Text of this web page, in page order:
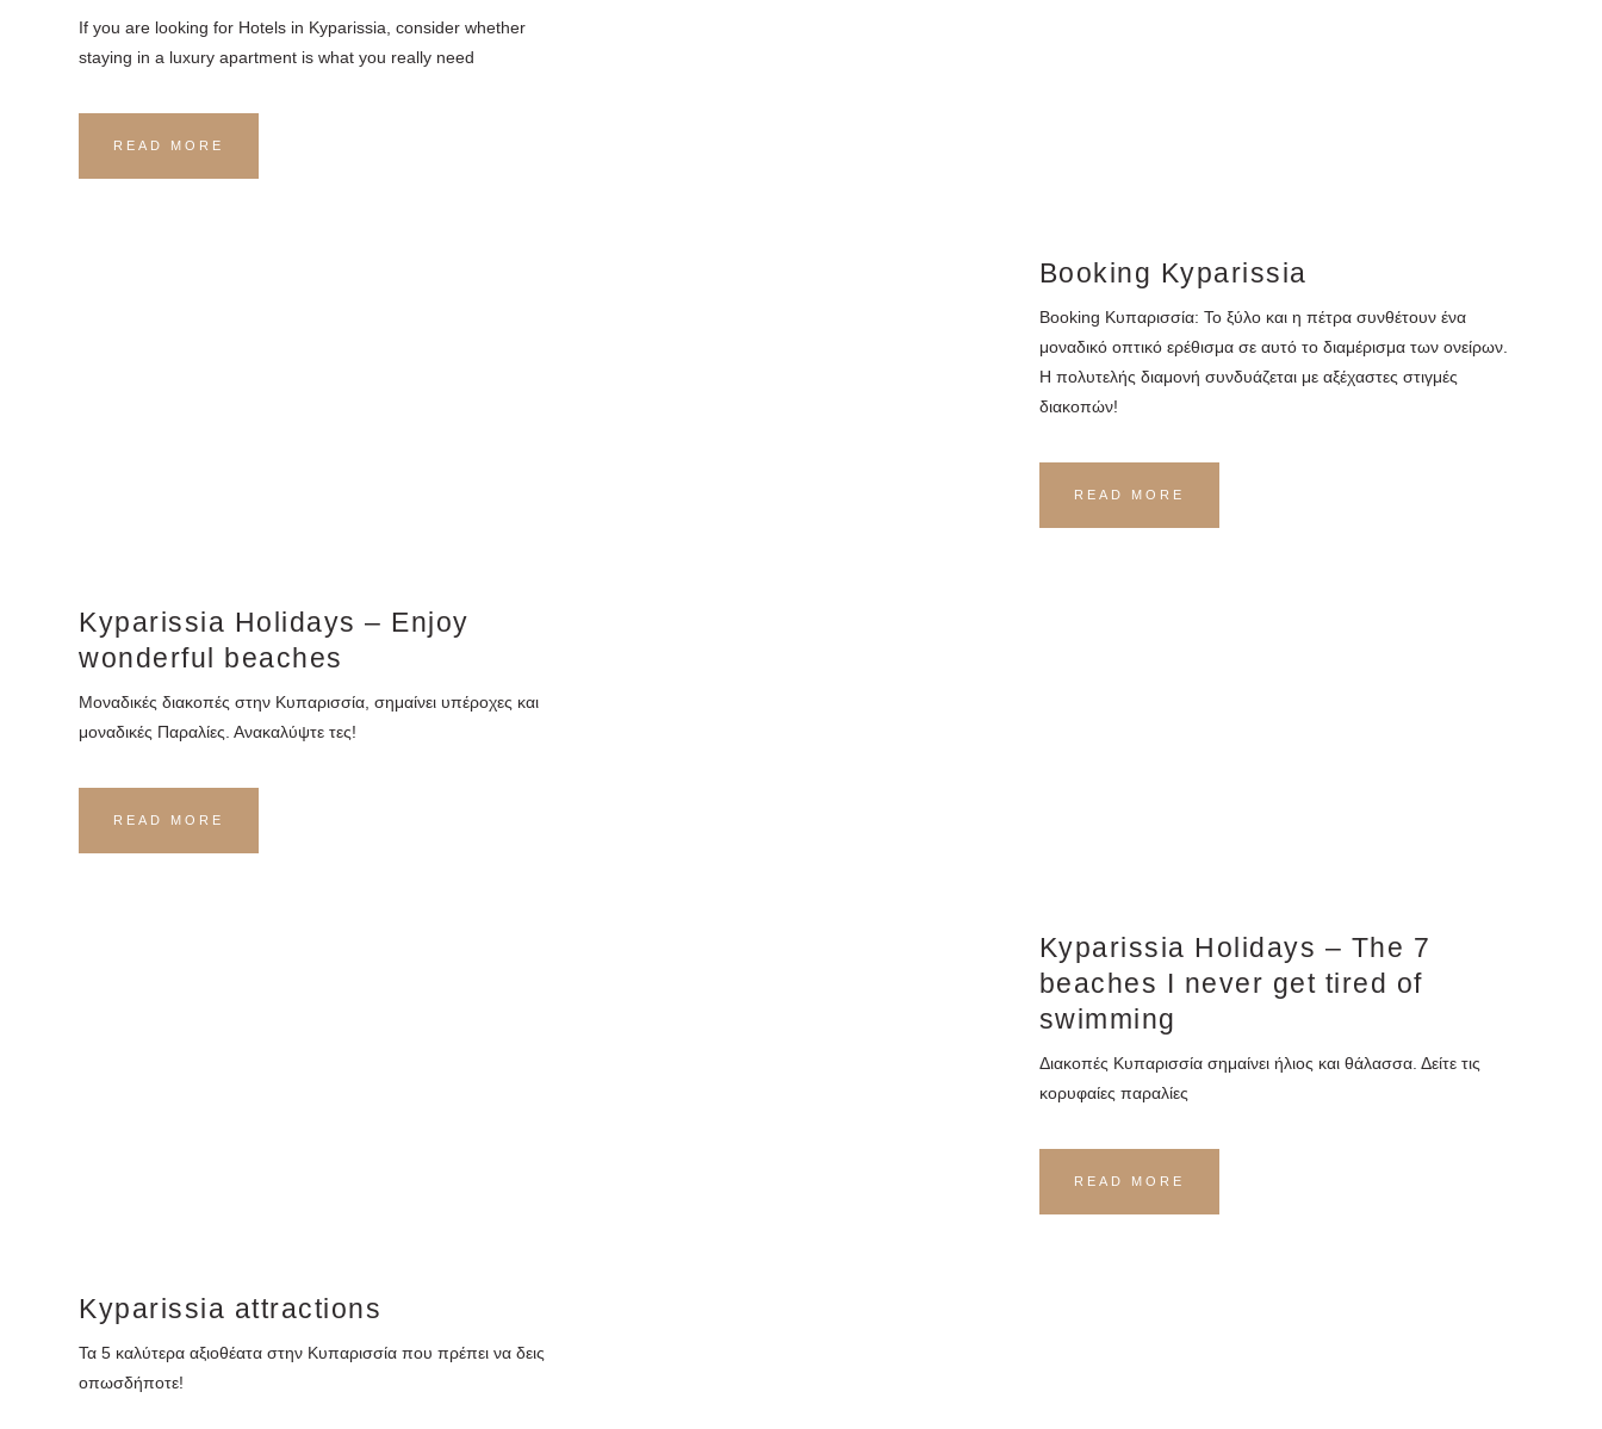
If you are looking for Hotels in Kyparissia, consider whether
staying in a luxury apartment is what you really need
READ MORE
Booking Kyparissia
Booking Κυπαρισσία: Το ξύλο και η πέτρα συνθέτουν ένα
μοναδικό οπτικό ερέθισμα σε αυτό το διαμέρισμα των ονείρων.
Η πολυτελής διαμονή συνδυάζεται με αξέχαστες στιγμές
διακοπών!
READ MORE
Kyparissia Holidays – Enjoy
wonderful beaches
Μοναδικές διακοπές στην Κυπαρισσία, σημαίνει υπέροχες και
μοναδικές Παραλίες. Ανακαλύψτε τες!
READ MORE
Kyparissia Holidays – The 7
beaches I never get tired of
swimming
Διακοπές Κυπαρισσία σημαίνει ήλιος και θάλασσα. Δείτε τις
κορυφαίες παραλίες
READ MORE
Kyparissia attractions
Τα 5 καλύτερα αξιοθέατα στην Κυπαρισσία που πρέπει να δεις
οπωσδήποτε!